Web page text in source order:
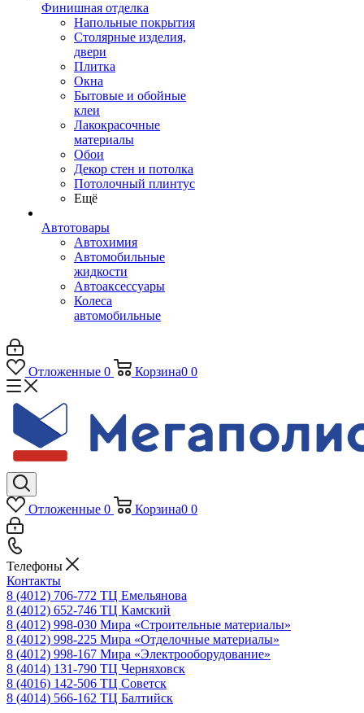
Финишная отделка
Напольные покрытия
Столярные изделия,
двери
Плитка
Окна
Бытовые и обойные
клеи
Лакокрасочные
материалы
Обои
Декор стен и потолка
Потолочный плинтус
Ещё
Автотовары
Автохимия
Автомобильные
жидкости
Автоаксессуары
Колеса
автомобильные
Отложенные 0 Корзина0 0
Отложенные 0 Корзина0 0
Телефоны
Контакты
8 (4012) 706-772 ТЦ Емельянова
8 (4012) 652-746 ТЦ Камский
8 (4012) 998-030 Мира «Строительные материалы»
8 (4012) 998-225 Мира «Отделочные материалы»
8 (4012) 998-167 Мира «Электрооборудование»
8 (4014) 131-790 ТЦ Черняховск
8 (4016) 142-506 ТЦ Советск
8 (4014) 566-162 ТЦ Балтийск